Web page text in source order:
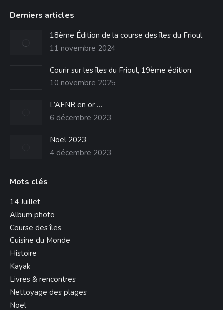
Facebook
dans
Derniers articles
18ème Édition de la course des îles du Frioul.
11 novembre 2024
Courir sur les îles du Frioul, 19ème édition
10 novembre 2025
L’AFNR en or …
6 décembre 2023
Noël 2023
4 décembre 2023
Mots clés
14 Juillet
Album photo
Course des îles
Cuisine du Monde
Histoire
Kayak
Livres & rencontres
Nettoyage des plages
Noel